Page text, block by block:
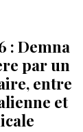
: Demna
par un
entre
et